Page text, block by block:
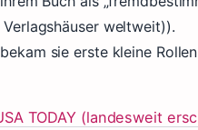
weltweit)).
sie erste kleine
TODAY (landesweit